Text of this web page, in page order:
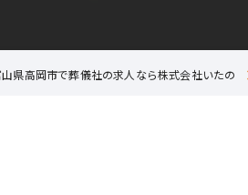
山県高岡市で葬儀社の求人なら株式会社いたの